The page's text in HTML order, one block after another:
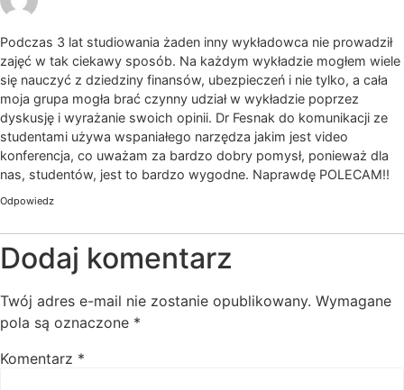
Podczas 3 lat studiowania żaden inny wykładowca nie prowadził
zajęć w tak ciekawy sposób. Na każdym wykładzie mogłem wiele
się nauczyć z dziedziny finansów, ubezpieczeń i nie tylko, a cała
moja grupa mogła brać czynny udział w wykładzie poprzez
dyskusję i wyrażanie swoich opinii. Dr Fesnak do komunikacji ze
studentami używa wspaniałego narzędza jakim jest video
konferencja, co uważam za bardzo dobry pomysł, ponieważ dla
nas, studentów, jest to bardzo wygodne. Naprawdę POLECAM!!
Odpowiedz
Dodaj komentarz
Twój adres e-mail nie zostanie opublikowany. Wymagane
pola są oznaczone *
Komentarz *